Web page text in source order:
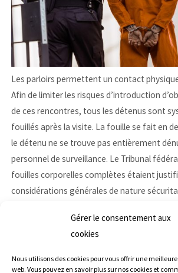
Gérer le consentement aux
cookies
Nous utilisons des cookies pour vous offrir une
web. Vous pouvez en savoir plus sur nos cookies et
Les parloirs permettent un contact
Afin de limiter les risques d’introduction
de ces rencontres, tous les détenus sont
fouillés après la visite. La fouille se fait en
le détenu ne se trouve pas entièrement
personnel de surveillance. Le Tribunal
fouilles corporelles complètes étaient
considérations générales de nature
Etude Trümpy, juin 2019 à Lausanne et